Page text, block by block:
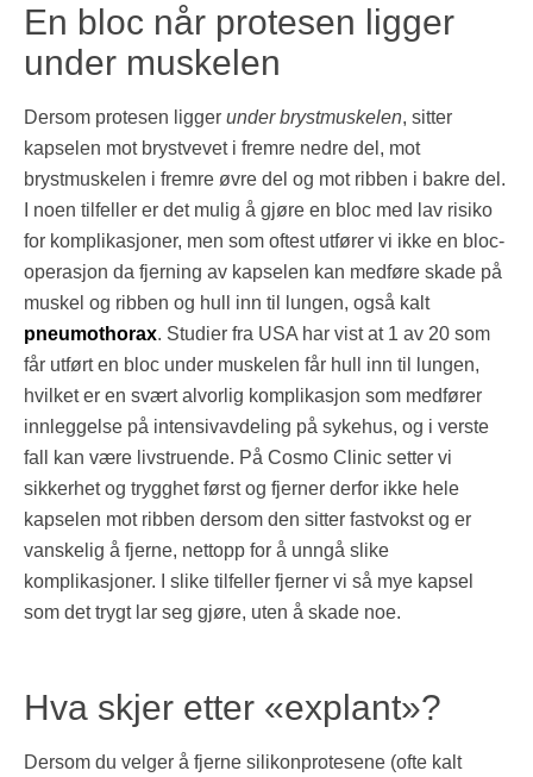
En bloc når protesen ligger
under muskelen
Dersom protesen ligger under brystmuskelen, sitter
kapselen mot brystvevet i fremre nedre del, mot
brystmuskelen i fremre øvre del og mot ribben i bakre del.
I noen tilfeller er det mulig å gjøre en bloc med lav risiko
for komplikasjoner, men som oftest utfører vi ikke en bloc-
operasjon da fjerning av kapselen kan medføre skade på
muskel og ribben og hull inn til lungen, også kalt
pneumothorax. Studier fra USA har vist at 1 av 20 som
får utført en bloc under muskelen får hull inn til lungen,
hvilket er en svært alvorlig komplikasjon som medfører
innleggelse på intensivavdeling på sykehus, og i verste
fall kan være livstruende. På Cosmo Clinic setter vi
sikkerhet og trygghet først og fjerner derfor ikke hele
kapselen mot ribben dersom den sitter fastvokst og er
vanskelig å fjerne, nettopp for å unngå slike
komplikasjoner. I slike tilfeller fjerner vi så mye kapsel
som det trygt lar seg gjøre, uten å skade noe.
Hva skjer etter «explant»?
Dersom du velger å fjerne silikonprotesene (ofte kalt